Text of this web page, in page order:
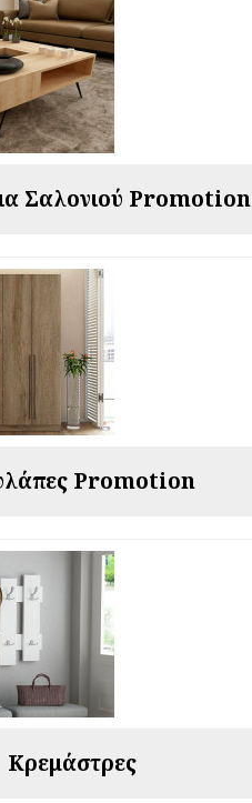
Σαλονιού Promotion
Promotion
Κρεμάστρες